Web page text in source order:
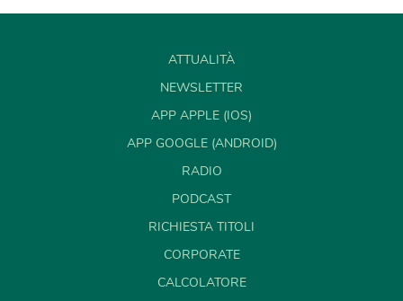
ATTUALITÀ
NEWSLETTER
APP APPLE (IOS)
APP GOOGLE (ANDROID)
RADIO
PODCAST
RICHIESTA TITOLI
CORPORATE
CALCOLATORE